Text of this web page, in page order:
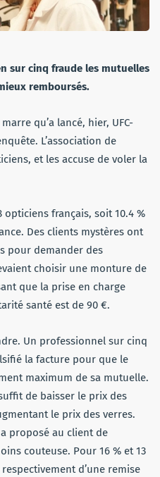
sur cinq fraude les mutuelles
remboursés.
qu’a lancé, hier, UFC-
L’association de
et les accuse de voler la
opticiens français, soit 10.4 %
Des clients mystères ont
pour demander des
choisir une monture de
que la prise en charge
santé est de 90 €.
Un professionnel sur cinq
la facture pour que le
maximum de sa mutuelle.
de baisser le prix des
le prix des verres.
proposé au client de
couteuse. Pour 16 % et 13
d’une remise